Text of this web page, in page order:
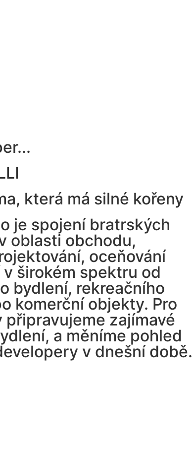
která má silné kořeny
je spojení bratrských
oblasti obchodu,
oceňování
širokém spektru od
bydlení, rekreačního
komerční objekty. Pro
připravujeme zajímavé
a měníme pohled
v dnešní době.